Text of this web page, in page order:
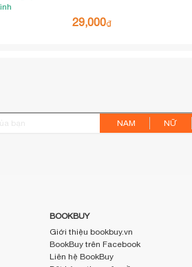
29,000₫
NAM NỮ
BOOKBUY
Giới thiệu bookbuy.vn
BookBuy trên Facebook
Liên hệ BookBuy